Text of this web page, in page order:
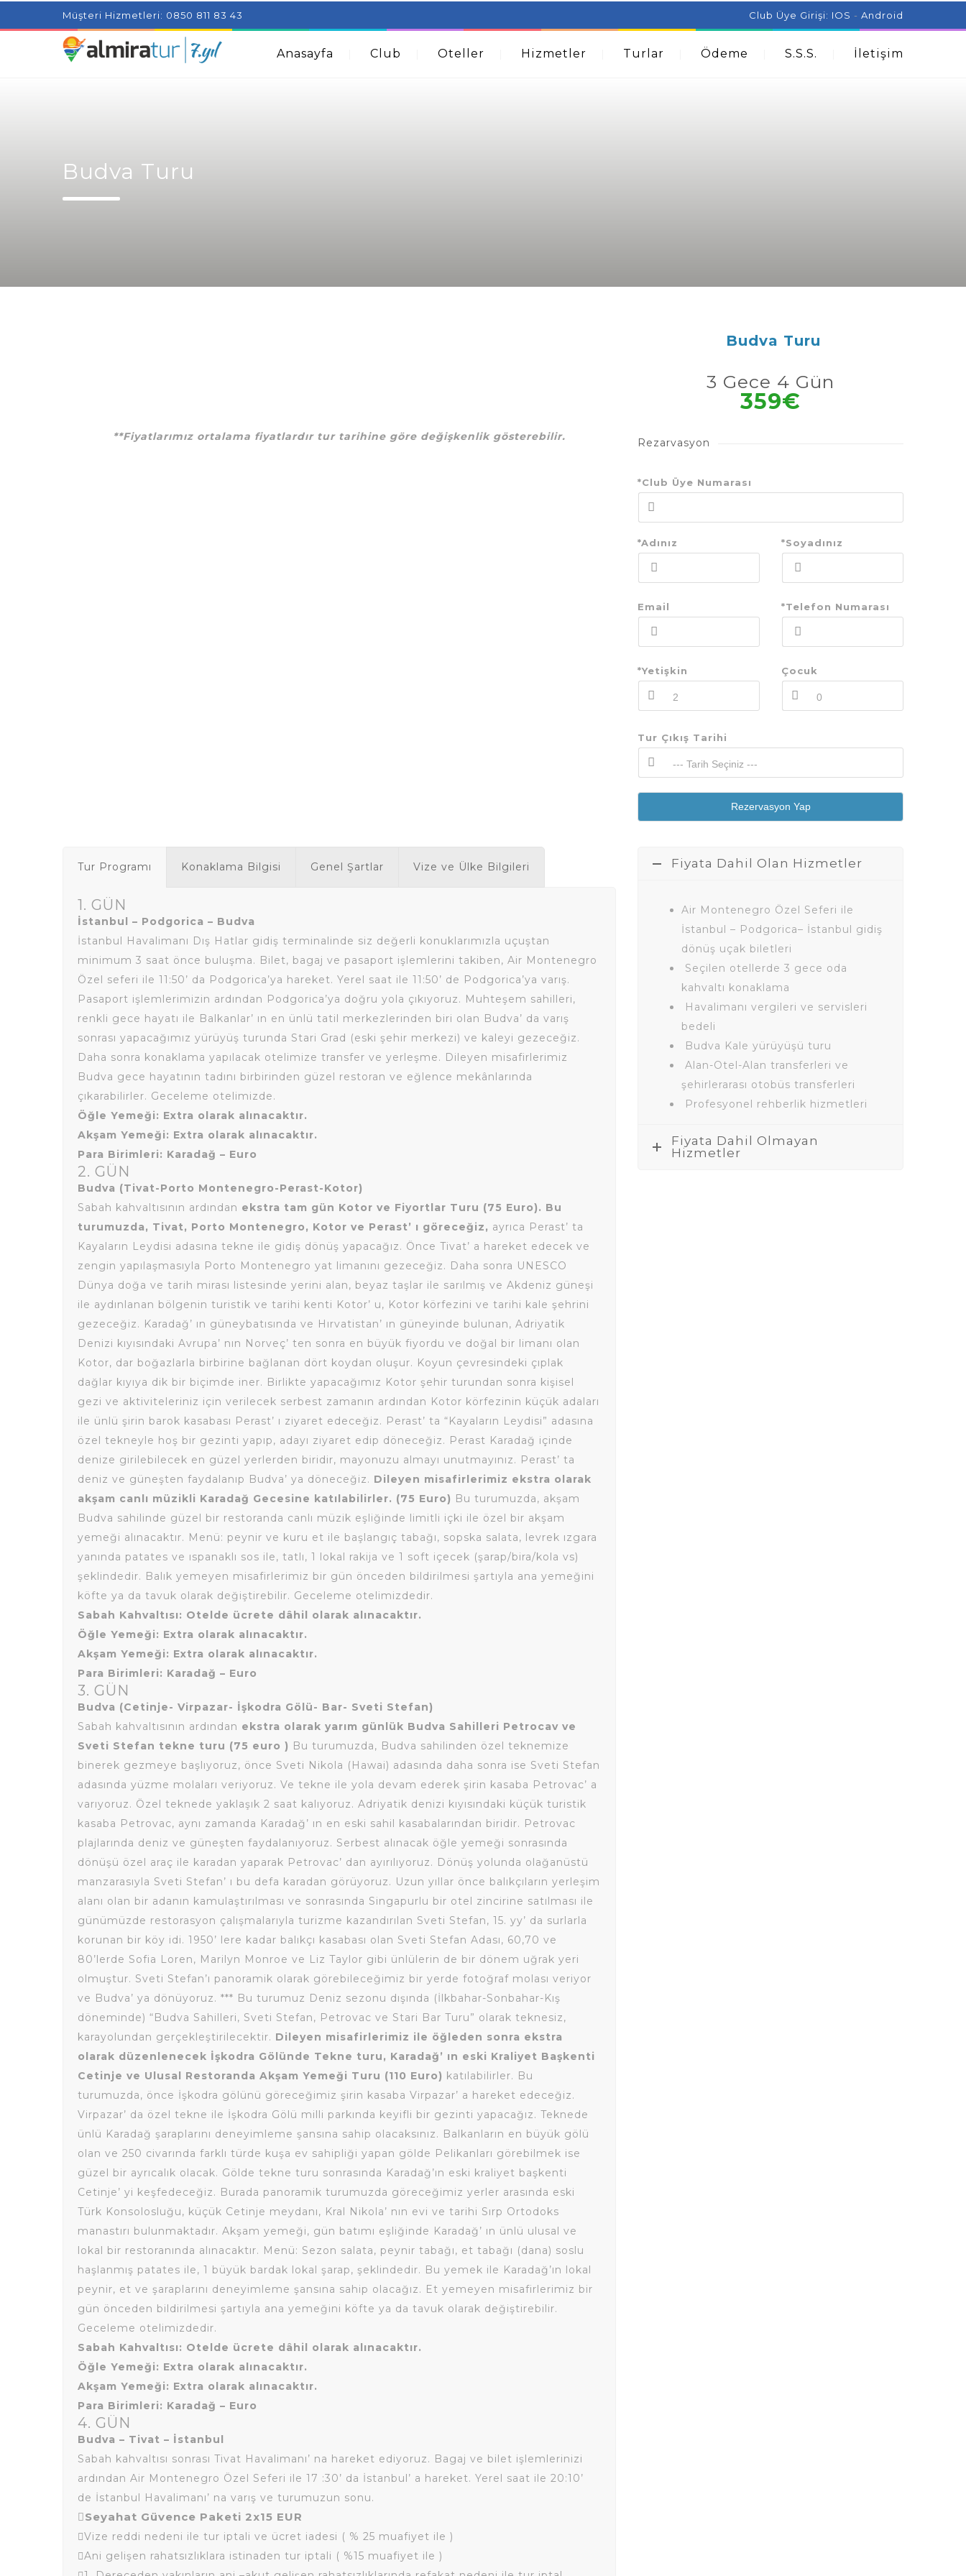
Project Milenial featuring news blogs and tutorials How A Dermatologist Can Help With Acne Problems Aromatherapy And
Kids Amazingly Simple Skin Care Tips For People With Acne
Müşteri Hizmetleri: 0850 811 83 43 Club Üye Girişi: IOS - Android
Anasayfa Club Oteller Hizmetler Turlar Ödeme S.S.S. İletişim
Budva Turu
**Fiyatlarımız ortalama fiyatlardır tur tarihine göre değişkenlik gösterebilir.
Budva Turu
3 Gece 4 Gün
359€
Rezarvasyon
*Club Üye Numarası
*Adınız *Soyadınız
Email *Telefon Numarası
*Yetişkin Çocuk
Tur Çıkış Tarihi
Rezervasyon Yap
Tur Programı Konaklama Bilgisi Genel Şartlar Vize ve Ülke Bilgileri
1. GÜN
İstanbul – Podgorica – Budva
İstanbul Havalimanı Dış Hatlar gidiş terminalinde siz değerli konuklarımızla uçuştan
minimum 3 saat önce buluşma. Bilet, bagaj ve pasaport işlemlerini takiben, Air Montenegro
Özel seferi ile 11:50’ da Podgorica’ya hareket. Yerel saat ile 11:50’ de Podgorica’ya varış.
Pasaport işlemlerimizin ardından Podgorica’ya doğru yola çıkıyoruz. Muhteşem sahilleri,
renkli gece hayatı ile Balkanlar’ ın en ünlü tatil merkezlerinden biri olan Budva’ da varış
sonrası yapacağımız yürüyüş turunda Stari Grad (eski şehir merkezi) ve kaleyi gezeceğiz.
Daha sonra konaklama yapılacak otelimize transfer ve yerleşme. Dileyen misafirlerimiz
Budva gece hayatının tadını birbirinden güzel restoran ve eğlence mekânlarında
çıkarabilirler. Geceleme otelimizde.
Öğle Yemeği: Extra olarak alınacaktır.
Akşam Yemeği: Extra olarak alınacaktır.
Para Birimleri: Karadağ – Euro
2. GÜN
Budva (Tivat-Porto Montenegro-Perast-Kotor)
Sabah kahvaltısının ardından ekstra tam gün Kotor ve Fiyortlar Turu (75 Euro). Bu
turumuzda, Tivat, Porto Montenegro, Kotor ve Perast’ ı göreceğiz, ayrıca Perast’ ta
Kayaların Leydisi adasına tekne ile gidiş dönüş yapacağız. Önce Tivat’ a hareket edecek ve
zengin yapılaşmasıyla Porto Montenegro yat limanını gezeceğiz. Daha sonra UNESCO
Dünya doğa ve tarih mirası listesinde yerini alan, beyaz taşlar ile sarılmış ve Akdeniz güneşi
ile aydınlanan bölgenin turistik ve tarihi kenti Kotor’ u, Kotor körfezini ve tarihi kale şehrini
gezeceğiz. Karadağ’ ın güneybatısında ve Hırvatistan’ ın güneyinde bulunan, Adriyatik
Denizi kıyısındaki Avrupa’ nın Norveç’ ten sonra en büyük fiyordu ve doğal bir limanı olan
Kotor, dar boğazlarla birbirine bağlanan dört koydan oluşur. Koyun çevresindeki çıplak
dağlar kıyıya dik bir biçimde iner. Birlikte yapacağımız Kotor şehir turundan sonra kişisel
gezi ve aktiviteleriniz için verilecek serbest zamanın ardından Kotor körfezinin küçük adaları
ile ünlü şirin barok kasabası Perast’ ı ziyaret edeceğiz. Perast’ ta “Kayaların Leydisi” adasına
özel tekneyle hoş bir gezinti yapıp, adayı ziyaret edip döneceğiz. Perast Karadağ içinde
denize girilebilecek en güzel yerlerden biridir, mayonuzu almayı unutmayınız. Perast’ ta
deniz ve güneşten faydalanıp Budva’ ya döneceğiz. Dileyen misafirlerimiz ekstra olarak
akşam canlı müzikli Karadağ Gecesine katılabilirler. (75 Euro) Bu turumuzda, akşam
Budva sahilinde güzel bir restoranda canlı müzik eşliğinde limitli içki ile özel bir akşam
yemeği alınacaktır. Menü: peynir ve kuru et ile başlangıç tabağı, sopska salata, levrek ızgara
yanında patates ve ıspanaklı sos ile, tatlı, 1 lokal rakija ve 1 soft içecek (şarap/bira/kola vs)
şeklindedir. Balık yemeyen misafirlerimiz bir gün önceden bildirilmesi şartıyla ana yemeğini
köfte ya da tavuk olarak değiştirebilir. Geceleme otelimizdedir.
Sabah Kahvaltısı: Otelde ücrete dâhil olarak alınacaktır.
Öğle Yemeği: Extra olarak alınacaktır.
Akşam Yemeği: Extra olarak alınacaktır.
Para Birimleri: Karadağ – Euro
3. GÜN
Budva (Cetinje- Virpazar- İşkodra Gölü- Bar- Sveti Stefan)
Sabah kahvaltısının ardından ekstra olarak yarım günlük Budva Sahilleri Petrocav ve
Sveti Stefan tekne turu (75 euro ) Bu turumuzda, Budva sahilinden özel teknemize
binerek gezmeye başlıyoruz, önce Sveti Nikola (Hawai) adasında daha sonra ise Sveti Stefan
adasında yüzme molaları veriyoruz. Ve tekne ile yola devam ederek şirin kasaba Petrovac’ a
varıyoruz. Özel teknede yaklaşık 2 saat kalıyoruz. Adriyatik denizi kıyısındaki küçük turistik
kasaba Petrovac, aynı zamanda Karadağ’ ın en eski sahil kasabalarından biridir. Petrovac
plajlarında deniz ve güneşten faydalanıyoruz. Serbest alınacak öğle yemeği sonrasında
dönüşü özel araç ile karadan yaparak Petrovac’ dan ayırılıyoruz. Dönüş yolunda olağanüstü
manzarasıyla Sveti Stefan’ ı bu defa karadan görüyoruz. Uzun yıllar önce balıkçıların yerleşim
alanı olan bir adanın kamulaştırılması ve sonrasında Singapurlu bir otel zincirine satılması ile
günümüzde restorasyon çalışmalarıyla turizme kazandırılan Sveti Stefan, 15. yy’ da surlarla
korunan bir köy idi. 1950’ lere kadar balıkçı kasabası olan Sveti Stefan Adası, 60,70 ve
80’lerde Sofia Loren, Marilyn Monroe ve Liz Taylor gibi ünlülerin de bir dönem uğrak yeri
olmuştur. Sveti Stefan’ı panoramik olarak görebileceğimiz bir yerde fotoğraf molası veriyor
ve Budva’ ya dönüyoruz. *** Bu turumuz Deniz sezonu dışında (İlkbahar-Sonbahar-Kış
döneminde) “Budva Sahilleri, Sveti Stefan, Petrovac ve Stari Bar Turu” olarak teknesiz,
karayolundan gerçekleştirilecektir. Dileyen misafirlerimiz ile öğleden sonra ekstra
olarak düzenlenecek İşkodra Gölünde Tekne turu, Karadağ’ ın eski Kraliyet Başkenti
Cetinje ve Ulusal Restoranda Akşam Yemeği Turu (110 Euro) katılabilirler. Bu
turumuzda, önce İşkodra gölünü göreceğimiz şirin kasaba Virpazar’ a hareket edeceğiz.
Virpazar’ da özel tekne ile İşkodra Gölü milli parkında keyifli bir gezinti yapacağız. Teknede
ünlü Karadağ şaraplarını deneyimleme şansına sahip olacaksınız. Balkanların en büyük gölü
olan ve 250 civarında farklı türde kuşa ev sahipliği yapan gölde Pelikanları görebilmek ise
güzel bir ayrıcalık olacak. Gölde tekne turu sonrasında Karadağ’ın eski kraliyet başkenti
Cetinje’ yi keşfedeceğiz. Burada panoramik turumuzda göreceğimiz yerler arasında eski
Türk Konsolosluğu, küçük Cetinje meydanı, Kral Nikola’ nın evi ve tarihi Sırp Ortodoks
manastırı bulunmaktadır. Akşam yemeği, gün batımı eşliğinde Karadağ’ ın ünlü ulusal ve
lokal bir restoranında alınacaktır. Menü: Sezon salata, peynir tabağı, et tabağı (dana) soslu
haşlanmış patates ile, 1 büyük bardak lokal şarap, şeklindedir. Bu yemek ile Karadağ’ın lokal
peynir, et ve şaraplarını deneyimleme şansına sahip olacağız. Et yemeyen misafirlerimiz bir
gün önceden bildirilmesi şartıyla ana yemeğini köfte ya da tavuk olarak değiştirebilir.
Geceleme otelimizdedir.
Sabah Kahvaltısı: Otelde ücrete dâhil olarak alınacaktır.
Öğle Yemeği: Extra olarak alınacaktır.
Akşam Yemeği: Extra olarak alınacaktır.
Para Birimleri: Karadağ – Euro
4. GÜN
Budva – Tivat – İstanbul
Sabah kahvaltısı sonrası Tivat Havalimanı’ na hareket ediyoruz. Bagaj ve bilet işlemlerinizi
ardından Air Montenegro Özel Seferi ile 17 :30’ da İstanbul’ a hareket. Yerel saat ile 20:10’
de İstanbul Havalimanı’ na varış ve turumuzun sonu.
Seyahat Güvence Paketi 2x15 EUR
Vize reddi nedeni ile tur iptali ve ücret iadesi ( % 25 muafiyet ile )
Ani gelişen rahatsızlıklara istinaden tur iptali ( %15 muafiyet ile )
Fiyata Dahil Olan Hizmetler
Air Montenegro Özel Seferi ile
İstanbul – Podgorica– İstanbul gidiş
dönüş uçak biletleri
Seçilen otellerde 3 gece oda
kahvaltı konaklama
Havalimanı vergileri ve servisleri
bedeli
Budva Kale yürüyüşü turu
Alan-Otel-Alan transferleri ve
şehirlerarası otobüs transferleri
Profesyonel rehberlik hizmetleri
Fiyata Dahil Olmayan
Hizmetler